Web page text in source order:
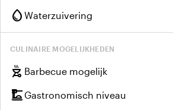
water_drop Waterzuivering
CULINAIRE MOGELIJKHEDEN
outdoor_grill Barbecue mogelijk
dinner_diningGastronomisch niveau